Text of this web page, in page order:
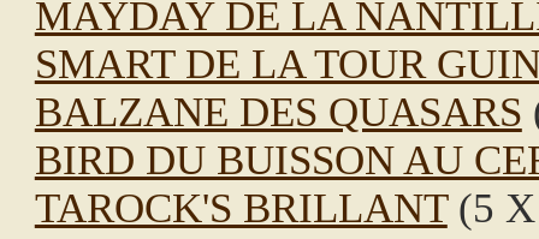
MAYDAY DE LA
SMART DE LA TOUR
BALZANE DES QUASARS
BIRD DU BUISSON AU
TAROCK'S BRILLANT(5 X